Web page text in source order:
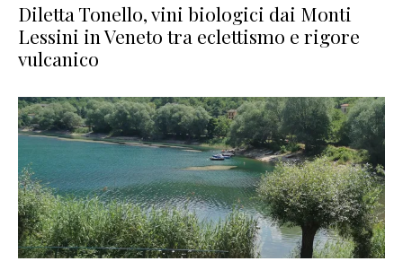
Diletta Tonello, vini biologici dai Monti
Lessini in Veneto tra eclettismo e rigore
vulcanico